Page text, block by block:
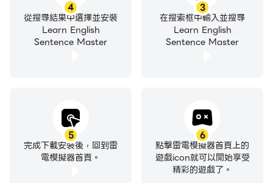
3
在搜索框中輸入並搜尋
Learn English
Sentence Master
4
從搜尋結果中選擇並安裝
Learn English
Sentence Master
5
完成下載安裝後，回到雷
電模擬器首頁。
6
點擊雷電模擬器首頁上的
遊戲icon就可以開始享受
精彩的遊戲了。